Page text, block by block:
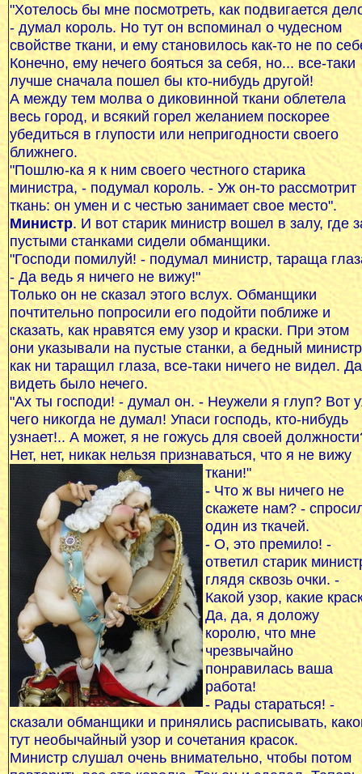
"Хотелось бы мне посмотреть, как подвигается
- думал король. Но тут он вспоминал о чудесном
свойстве ткани, и ему становилось как-то не по
Конечно, ему нечего бояться за себя, но... все-таки
лучше сначала пошел бы кто-нибудь другой!
А между тем молва о диковинной ткани облетела
весь город, и всякий горел желанием поскорее
убедиться в глупости или непригодности своего
ближнего.
"Пошлю-ка я к ним своего честного старика
министра, - подумал король. - Уж он-то рассмотрит
ткань: он умен и с честью занимает свое место".
Министр. И вот старик министр вошел в залу, где
пустыми станками сидели обманщики.
"Господи помилуй! - подумал министр, тараща
- Да ведь я ничего не вижу!"
Только он не сказал этого вслух. Обманщики
почтительно попросили его подойти поближе и
сказать, как нравятся ему узор и краски. При этом
они указывали на пустые станки, а бедный
как ни таращил глаза, все-таки ничего не видел.
видеть было нечего.
"Ах ты господи! - думал он. - Неужели я глуп? Вот
чего никогда не думал! Упаси господь, кто-нибудь
узнает!.. А может, я не гожусь для своей
Нет, нет, никак нельзя признаваться, что я не вижу
ткани!"
- Что ж вы ничего не
скажете нам? -
один из ткачей.
- О, это премило! -
ответил старик
глядя сквозь очки. -
Какой узор, какие
Да, да, я доложу
королю, что мне
чрезвычайно
понравилась ваша
работа!
- Рады стараться! -
сказали обманщики и принялись расписывать,
тут необычайный узор и сочетания красок.
Министр слушал очень внимательно, чтобы потом